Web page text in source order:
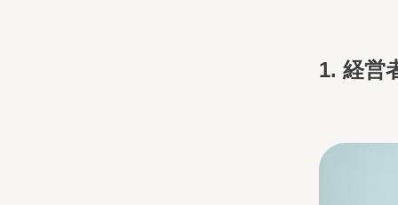
1. 経営